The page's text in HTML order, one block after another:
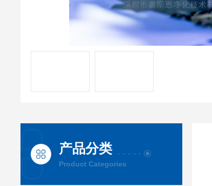
产品分类
Product Categories